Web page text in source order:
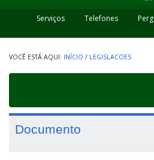
Serviços Telefones
INÍCIO / LEGISLACOES
Documento